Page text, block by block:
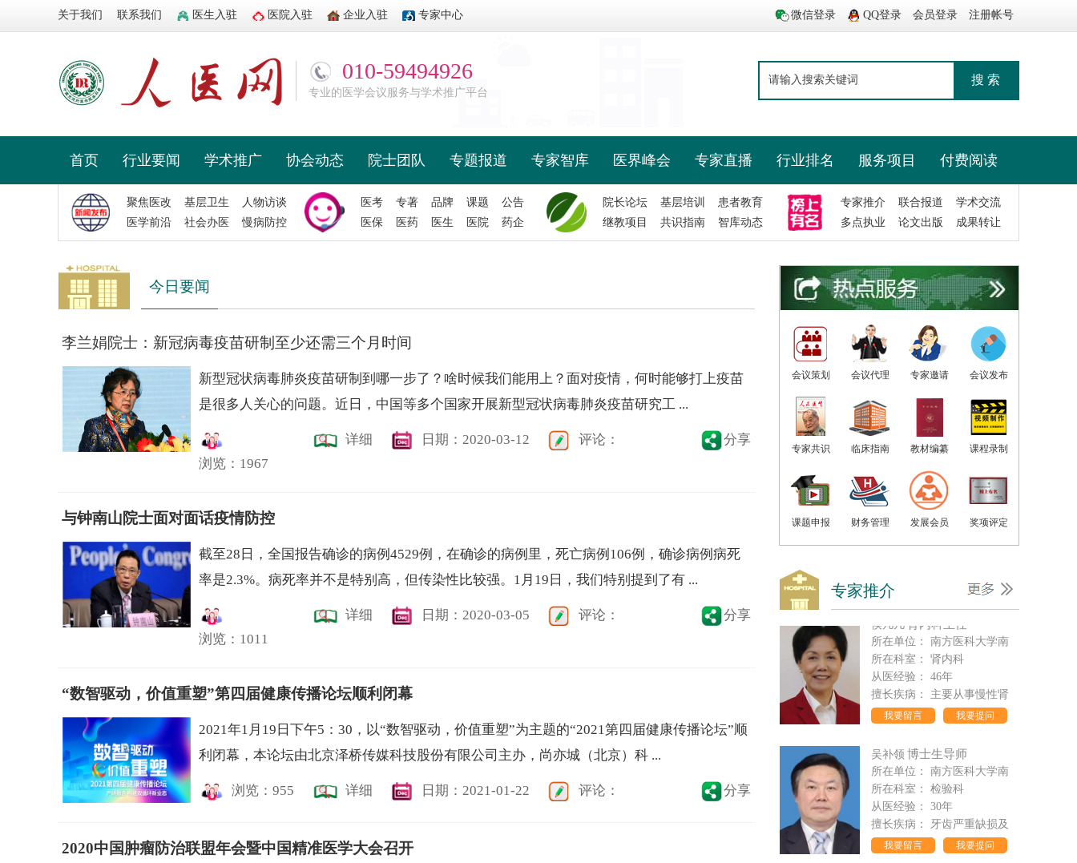
微信登录 QQ登录 会员登录 注册帐号
关于我们 联系我们 医生入驻 医院入驻 企业入驻 专家中心
010-59494926
专业的医学会议服务与学术推广平台
搜 索
首页 行业要闻 学术推广 协会动态 院士团队 专题报道 专家智库 医界峰会 专家直播 行业排名 服务项目 付费阅读
聚焦医改 基层卫生
人物访谈
医学前沿
社会办医 慢病防控
医考 专著 品牌 课题
公告
医保
医药 医生 医院 药企
院长论坛 基层培训
患者教育
继教项目
共识指南 智库动态
专家推介 联合报道
学术交流
多点执业
论文出版 成果转让
今日要闻
李兰娟院士：新冠病毒疫苗研制至少还需三个月时间
新型冠状病毒肺炎疫苗研制到哪一步了？啥时候我们能用上？面对疫情，何时能够打上疫苗
是很多人关心的问题。近日，中国等多个国家开展新型冠状病毒肺炎疫苗研究工 ...
浏览：1967
详细 日期：2020-03-12 评论： 分享
与钟南山院士面对面话疫情防控
截至28日，全国报告确诊的病例4529例，在确诊的病例里，死亡病例106例，确诊病例病死
率是2.3%。病死率并不是特别高，但传染性比较强。1月19日，我们特别提到了有 ...
浏览：1011
详细 日期：2020-03-05 评论： 分享
“数智驱动，价值重塑”第四届健康传播论坛顺利闭幕
2021年1月19日下午5：30，以“数智驱动，价值重塑”为主题的“2021第四届健康传播论坛”顺
利闭幕，本论坛由北京泽桥传媒科技股份有限公司主办，尚亦城（北京）科 ...
浏览：955 详细 日期：2021-01-22 评论： 分享
2020中国肿瘤防治联盟年会暨中国精准医学大会召开
会议策划 会议代理 专家邀请 会议发布
专家共识 临床指南 教材编纂 课程录制
课题申报 财务管理 发展会员 奖项评定
专家推介
曾志荣博士生导师
所在科室：呼吸科
从医经验： 31年
我要留言 我要提问
吴同果 心血管内科主任
所在科室：内科
从医经验：年
擅长疾病：对心血管内科疑
李瑜元 博士生导师
所在单位：广州市第一人民
我要留言 我要提问
侯凡凡 肾内科主任
所在单位：
南方医科大学南
所在科室：
肾内科
从医经验：
46年
我要留言 我要提问
吴补领 博士生导师
所在单位：
南方医科大学南
所在科室：
检验科
从医经验：
30年
我要留言 我要提问
中南大学湘雅医院
等级： 1000
排名：12
北京协和医院
等级：
1000
排名：1
山东昌乐县人民医院
等级： 1500
排名：2
郑州中牟县妇幼保健...
等级：2500